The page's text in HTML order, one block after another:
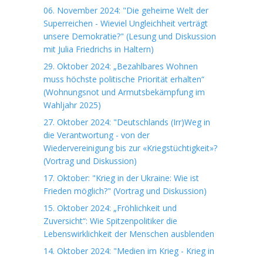
06. November 2024: "Die geheime Welt der
Superreichen - Wieviel Ungleichheit verträgt
unsere Demokratie?" (Lesung und Diskussion
mit Julia Friedrichs in Haltern)
29. Oktober 2024: „Bezahlbares Wohnen
muss höchste politische Priorität erhalten“
(Wohnungsnot und Armutsbekämpfung im
Wahljahr 2025)
27. Oktober 2024: "Deutschlands (Irr)Weg in
die Verantwortung - von der
Wiedervereinigung bis zur «Kriegstüchtigkeit»?
(Vortrag und Diskussion)
17. Oktober: "Krieg in der Ukraine: Wie ist
Frieden möglich?" (Vortrag und Diskussion)
15. Oktober 2024: „Fröhlichkeit und
Zuversicht“: Wie Spitzenpolitiker die
Lebenswirklichkeit der Menschen ausblenden
14. Oktober 2024: "Medien im Krieg - Krieg in